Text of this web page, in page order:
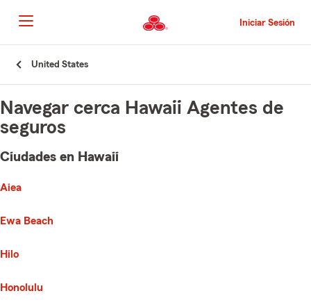
al
contenido
principal
Iniciar Sesión
United States
Navegar cerca Hawaii Agentes de
seguros
Ciudades en Hawaii
Aiea
Ewa Beach
Hilo
Honolulu